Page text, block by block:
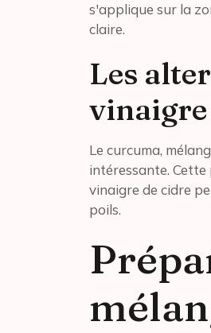
s'applique sur la
claire.
Les
Le curcuma,
intéressante.
vinaigre de cidre
poils.